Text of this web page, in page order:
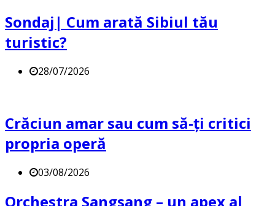
Sondaj| Cum arată Sibiul tău
turistic?
28/07/2026
Crăciun amar sau cum să-ți critici
propria operă
03/08/2026
Orchestra Sangsang – un apex al